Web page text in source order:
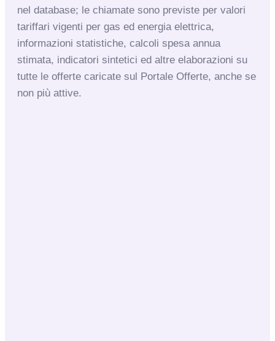
nel database; le chiamate sono previste per valori
tariffari vigenti per gas ed energia elettrica,
informazioni statistiche, calcoli spesa annua
stimata, indicatori sintetici ed altre elaborazioni su
tutte le offerte caricate sul Portale Offerte, anche se
non più attive.